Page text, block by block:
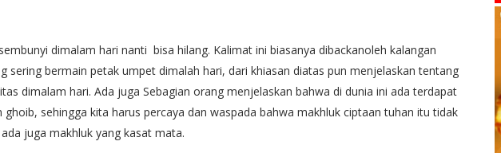
dimalam hari nanti bisa hilang. Kalimat ini biasanya dibackanoleh kalangan
sering bermain petak umpet dimalah hari, dari khiasan diatas pun menjelaskan tentang
dimalam hari. Ada juga Sebagian orang menjelaskan bahwa di dunia ini ada terdapat
sehingga kita harus percaya dan waspada bahwa makhluk ciptaan tuhan itu tidak
juga makhluk yang kasat mata.